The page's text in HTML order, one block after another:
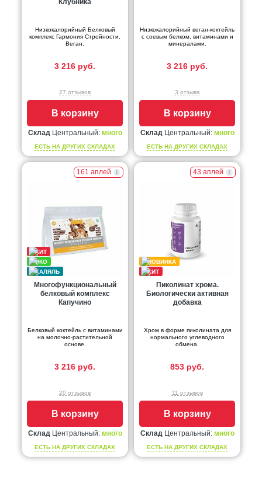
Клубника
Низкокалорийный Белковый
комплекс Гармония Стройности.
Веган.
3 216 руб.
27 отзывов
В корзину
СкладЦентральный: много
ЕСТЬ НА ДРУГИХ СКЛАДАХ
Низкокалорийный веган-коктейль
с соевым белком, витаминами и
минералами.
3 216 руб.
3 отзыва
В корзину
СкладЦентральный: много
ЕСТЬ НА ДРУГИХ СКЛАДАХ
161 аплей
Многофункциональный
белковый комплекс
Капучино
Белковый коктейль с витаминами
на молочно-растительной
основе.
3 216 руб.
20 отзывов
В корзину
СкладЦентральный: много
ЕСТЬ НА ДРУГИХ СКЛАДАХ
43 аплей
Пиколинат хрома.
Биологически активная
добавка
Хром в форме пиколината для
нормального углеводного
обмена.
853 руб.
11 отзывов
В корзину
СкладЦентральный: много
ЕСТЬ НА ДРУГИХ СКЛАДАХ